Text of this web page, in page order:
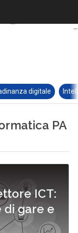
digitale
PA
ICT:
gare e